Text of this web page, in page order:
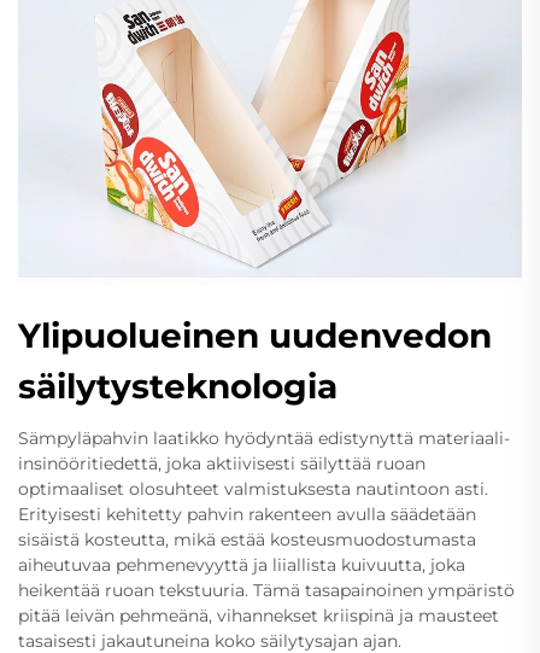
Ylipuolueinen uudenvedon
säilytysteknologia
Sämpyläpahvin laatikko hyödyntää edistynyttä materiaali-
insinööritiedettä, joka aktiivisesti säilyttää ruoan
optimaaliset olosuhteet valmistuksesta nautintoon asti.
Erityisesti kehitetty pahvin rakenteen avulla säädetään
sisäistä kosteutta, mikä estää kosteusmuodostumasta
aiheutuvaa pehmenevyyttä ja liiallista kuivuutta, joka
heikentää ruoan tekstuuria. Tämä tasapainoinen ympäristö
pitää leivän pehmeänä, vihannekset kriispinä ja mausteet
tasaisesti jakautuneina koko säilytysajan ajan.